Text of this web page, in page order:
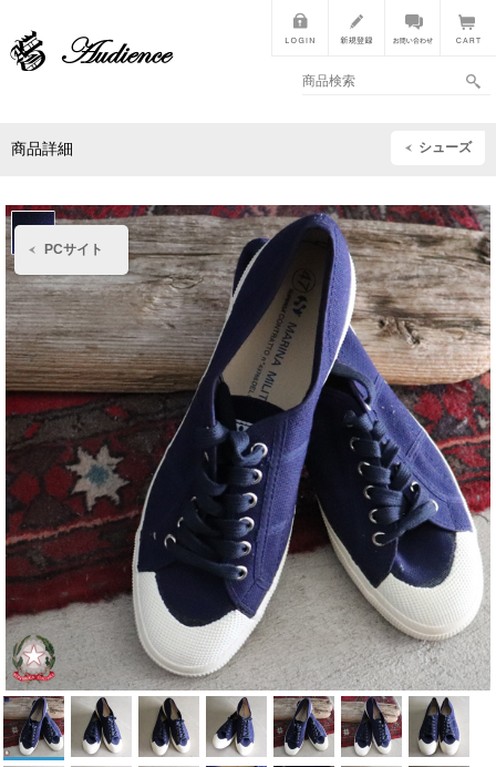
PCサイト
商品詳細 シューズ